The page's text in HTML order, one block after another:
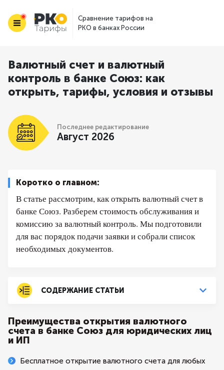
Сравнение тарифов на
РКО в банках России
Валютный счет и валютный
контроль в банке Союз: как
открыть, тарифы, условия и отзывы
Последнее редактирование
Август 2026
Коротко о главном:
В статье рассмотрим, как открыть валютный счет в
банке Союз. Разберем стоимость обслуживания и
комиссию за валютный контроль. Мы подготовили
для вас порядок подачи заявки и собрали список
необходимых документов.
СОДЕРЖАНИЕ СТАТЬИ
Преимущества открытия валютного
счета в банке Союз для юридических лиц
и ИП
Бесплатное открытие валютного счета для любых